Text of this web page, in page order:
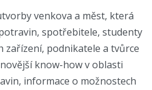
venkova a měst, která
spotřebitele, studenty
zařízení, podnikatele a tvůrce
know-how v oblasti
informace o možnostech